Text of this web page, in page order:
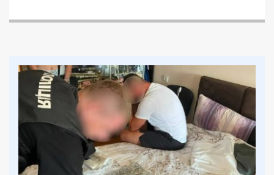
все одно підписав необхідні документи та
здійснив повну оплату за неякісне
обмундирування.
Під час обшуків у військового та підприємиці
вилучено готівку у розмірі 20700 доларів США,
7100 євро, 231 тис грн, мобільні телефони,
записні книжки і документацію.